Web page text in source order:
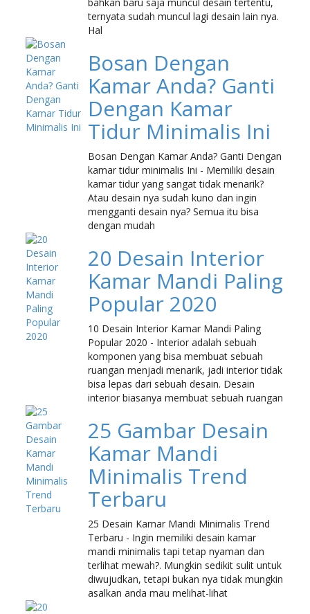
ternyata sudah muncul lagi desain lain nya.
Hal
Bosan Dengan
Kamar Anda? Ganti
Dengan Kamar
Tidur Minimalis Ini
Bosan Dengan Kamar Anda? Ganti Dengan
kamar tidur minimalis Ini - Memiliki desain
kamar tidur yang sangat tidak menarik?
Atau desain nya sudah kuno dan ingin
mengganti desain nya? Semua itu bisa
dengan mudah
20 Desain Interior
Kamar Mandi Paling
Popular 2020
10 Desain Interior Kamar Mandi Paling
Popular 2020 - Interior adalah sebuah
komponen yang bisa membuat sebuah
ruangan menjadi menarik, jadi interior tidak
bisa lepas dari sebuah desain. Desain
interior biasanya membuat sebuah ruangan
25 Gambar Desain
Kamar Mandi
Minimalis Trend
Terbaru
25 Desain Kamar Mandi Minimalis Trend
Terbaru - Ingin memiliki desain kamar
mandi minimalis tapi tetap nyaman dan
terlihat mewah?. Mungkin sedikit sulit untuk
diwujudkan, tetapi bukan nya tidak mungkin
asalkan anda mau melihat-lihat